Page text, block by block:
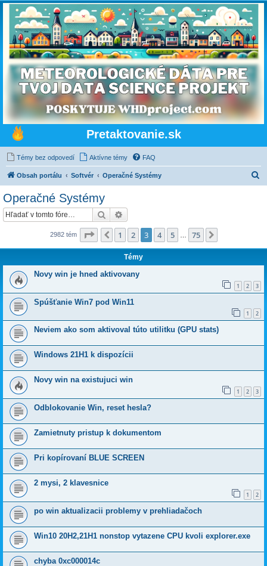
Pretaktovanie.sk
Témy bez odpovedí Aktívne témy FAQ
Obsah portálu Softvér Operačné Systémy
Operačné Systémy
Hľadať
2982 tém Strana z75
Predchádzajúci
1 2 3 4 5 75
Témy
Novy win je hned aktivovany
1 2 3
Spúšťanie Win7 pod Win11
1 2
Neviem ako som aktivoval túto utilitku (GPU stats)
Windows 21H1 k dispozícii
Novy win na existujuci win
1 2 3
Odblokovanie Win, reset hesla?
Zamietnuty pristup k dokumentom
Pri kopírovaní BLUE SCREEN
2 mysi, 2 klavesnice
1 2
po win aktualizacii problemy v prehliadačoch
Win10 20H2,21H1 nonstop vytazene CPU kvoli explorer.exe
chyba 0xc000014c